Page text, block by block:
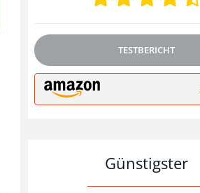
TESTBERICHT
Günstigster